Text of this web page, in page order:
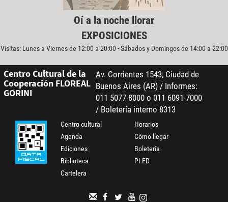
Oí a la noche llorar
EXPOSICIONES
Visitas: Lunes a Viernes de 12:00 a 20:00 - Sábados y Domingos de 14:00 a 22:00
Centro Cultural de la
Cooperación FLOREAL
GORINI
Av. Corrientes 1543, Ciudad de
Buenos Aires (AR) / Informes:
011 5077-8000 o 011 6091-7000
/ Boletería interno 8313
Centro cultural
Agenda
Ediciones
Biblioteca
Cartelera
Horarios
Cómo llegar
Boletería
PLED